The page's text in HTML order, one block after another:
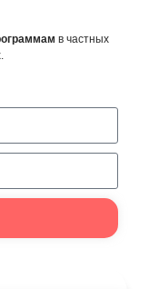
в частных